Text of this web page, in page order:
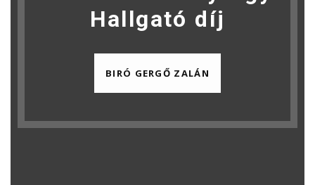
Hallgató díj
BIRÓ GERGŐ ZALÁN